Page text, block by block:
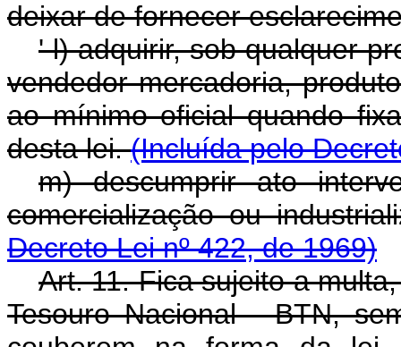
deixar de fornecer
'l) adquirir, sob qualquer
vendedor mercadoria,
ao mínimo oficial quando
desta lei.(Incluída pelo
m) descumprir ato
comercialização ou
Decreto Lei nº 422, de 1969)
Art. 11. Fica sujeito a
Tesouro Nacional - BTN,